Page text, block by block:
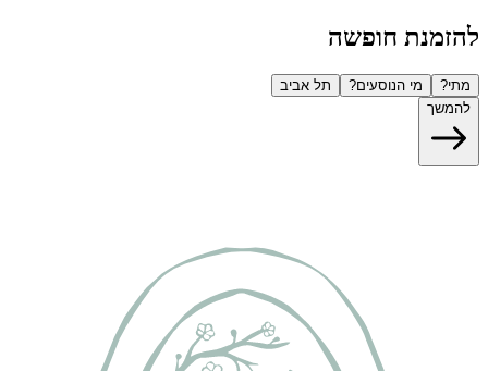
להזמנת חופשה
מתי? מי הנוסעים?
תל אביב
להמשך